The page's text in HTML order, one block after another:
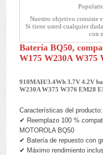
Nuestro objetivo consiste
Si tiene usted cualquier
con
Batería BQ50,
W175 W230A W375
910MAH/3.4Wh 3.7V 4.2V
W230A W375 W376 EM28
Características del producto:
✔ Reemplazo 100 %
MOTOROLA BQ50
✔ Batería de repuesto con
✔ Máximo rendimiento